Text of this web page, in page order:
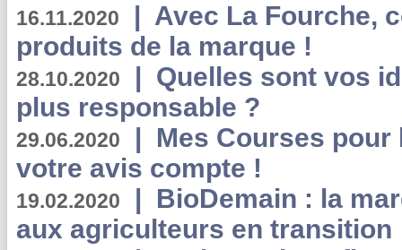
16.11.2020 | Avec La Fourche,
produits de la marque !
28.10.2020 | Quelles sont vos
plus responsable ?
29.06.2020 | Mes Courses pour
votre avis compte !
19.02.2020 | BioDemain : la
aux agriculteurs en transition